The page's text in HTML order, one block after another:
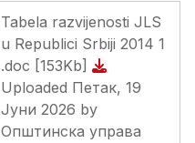
Tabela razvijenosti JLS
u Republici Srbiji 2014 1
.doc [153Kb]
Uploaded Петак, 19
Јуни 2026 by
Општинска управа